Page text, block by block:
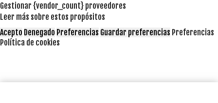
Gestionar {vendor_count} proveedores
Leer más sobre estos propósitos
Acepto Denegado Preferencias Guardar preferencias Preferencias
Política de cookies